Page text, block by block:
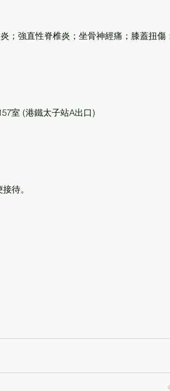
；強直性脊椎炎；坐骨神經痛；膝蓋扭傷
室 (港鐵太子站A出口)
待。